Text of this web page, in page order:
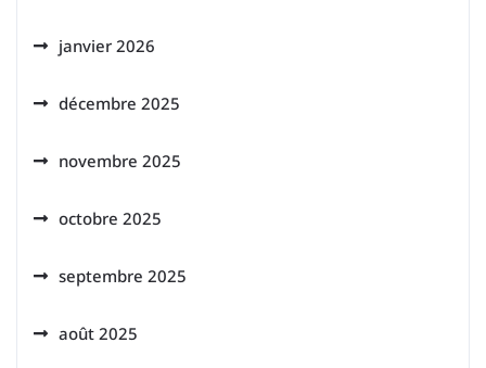
janvier 2026
décembre 2025
novembre 2025
octobre 2025
septembre 2025
août 2025